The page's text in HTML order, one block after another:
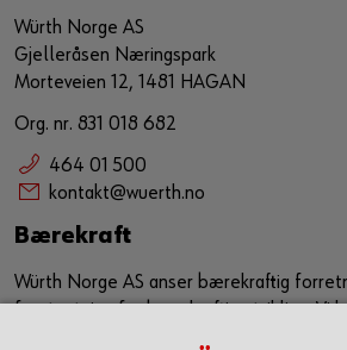
Würth Norge AS
Gjelleråsen Næringspark
Morteveien 12, 1481 HAGAN
Org. nr. 831 018 682
464 01 500
kontakt@wuerth.no
Bærekraft
Würth Norge AS anser bærekraftig
forutsetning for bærekraftig utvikling. Vi